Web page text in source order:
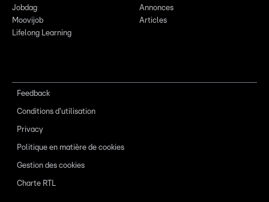
Jobdag
Moovijob
Lifelong Learning
Annonces
Articles
Feedback
Conditions d'utilisation
Privacy
Politique en matière de cookies
Gestion des cookies
Charte RTL